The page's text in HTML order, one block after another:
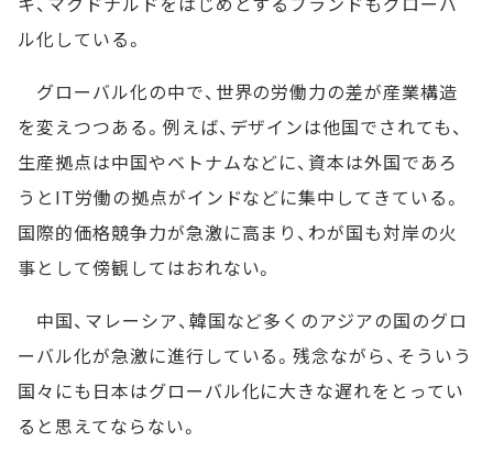
ル化している。
グローバル化の中で、世界の労働力の差が産業構造
を変えつつある。例えば、デザインは他国でされても、
生産拠点は中国やベトナムなどに、資本は外国であろ
うとIT労働の拠点がインドなどに集中してきている。
国際的価格競争力が急激に高まり、わが国も対岸の火
事として傍観してはおれない。
中国、マレーシア、韓国など多くのアジアの国のグロ
ーバル化が急激に進行している。残念ながら、そういう
国々にも日本はグローバル化に大きな遅れをとってい
ると思えてならない。